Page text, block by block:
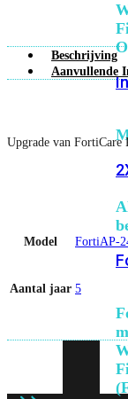
Beschrijving
Aanvullende
Upgrade van
Model FortiAP-
Aantal jaar 5